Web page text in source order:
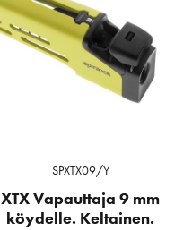
SPXTX09/Y
XTX Vapauttaja 9 mm
köydelle. Keltainen.